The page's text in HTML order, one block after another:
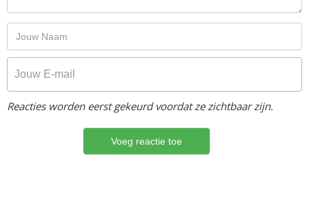
Reacties worden eerst gekeurd voordat ze zichtbaar zijn.